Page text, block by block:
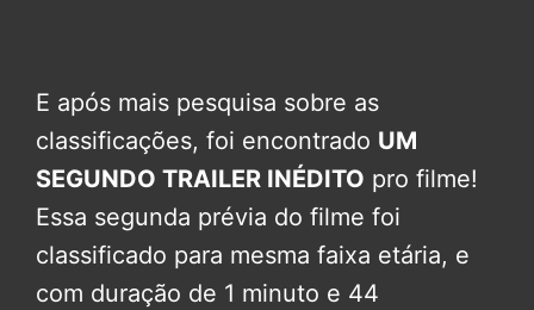
E após mais pesquisa sobre as
classificações, foi encontrado UM
SEGUNDO TRAILER INÉDITO pro filme!
Essa segunda prévia do filme foi
classificado para mesma faixa etária, e
com duração de 1 minuto e 44